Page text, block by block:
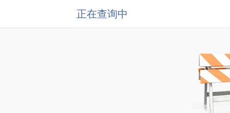
正在查询中